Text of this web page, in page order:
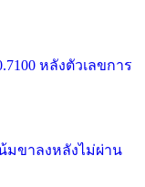
หลังตัวเลขการ
มขาลงหลังไม่ผ่าน